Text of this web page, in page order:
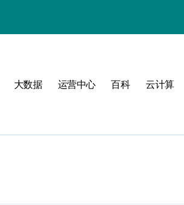
大数据 运营中心 百科 云计算